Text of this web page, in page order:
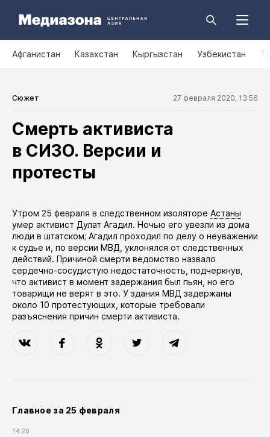
Афганистан Казахстан Кыргызстан Узбекистан
Сюжет 27 февраля 2020, 13:56
Смерть активиста
в СИЗО. Версии и
протесты
​Утром 25 февраля в следственном изоляторе Астаны
умер активист Дулат Агадил. Ночью его увезли из дома
люди в штатском; Агадил проходил по делу о неуважении
к судье и, по версии МВД, уклонялся от следственных
действий. Причиной смерти ведомство назвало
сердечно-сосудистую недостаточность, подчеркнув,
что активист в момент задержания был пьян, но его
товарищи не верят в это. У здания МВД задержаны
около 10 протестующих, которые требовали
разъяснения причин смерти активиста.
Главное за 25 февраля
14:20